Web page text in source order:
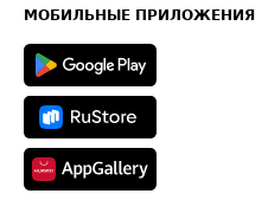
Техническая информация
МОБИЛЬНЫЕ ПРИЛОЖЕНИЯ